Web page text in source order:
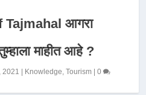
आगरा
माहीत आहे ?
2021 Knowledge,Tourism |0